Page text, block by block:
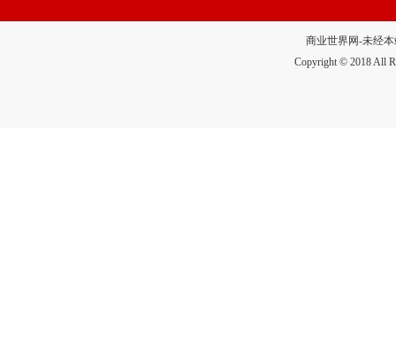
商业世界网-未经本
Copyright © 2018 All